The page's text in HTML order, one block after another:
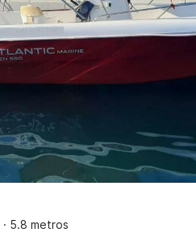
· 5.8 metros